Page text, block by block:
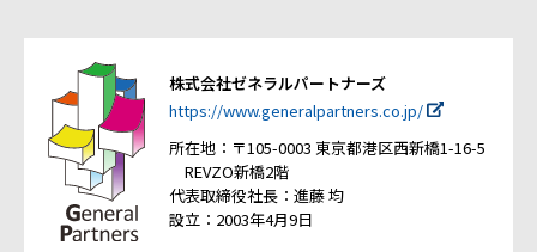
株式会社ゼネラルパートナーズ
https://www.generalpartners.co.jp/
所在地：〒105-0003 東京都港区西新橋1-16-5
REVZO新橋2階
代表取締役社長：進藤 均
設立：2003年4月9日